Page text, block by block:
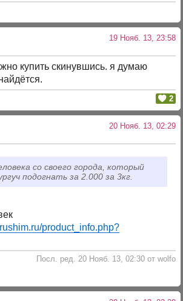
19 Нояб. 13, 23:58
купить скинувшись. я думаю
2
20 Нояб. 13, 02:29
со своего города, который
подогнать за 2.000 за 3кг.
product_info.php?
Посл. ред. 20 Нояб. 13, 02:30 от wolfo